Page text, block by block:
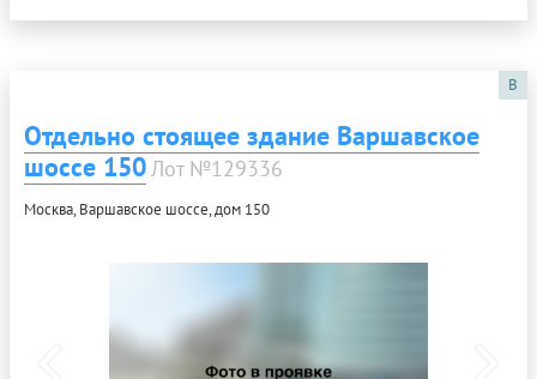
B
Отдельно стоящее здание Варшавское
шоссе 150 Лот №129336
Москва, Варшавское шоссе, дом 150